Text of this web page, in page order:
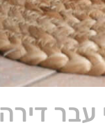
עבר